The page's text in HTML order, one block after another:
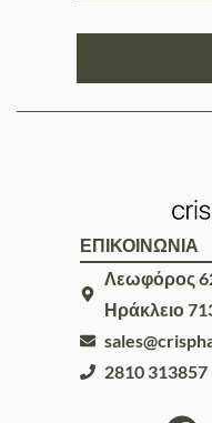
ΕΠΙΚΟΙΝΩΝΙΑ
Λεωφόρος
Ηράκλειο
2810 313857